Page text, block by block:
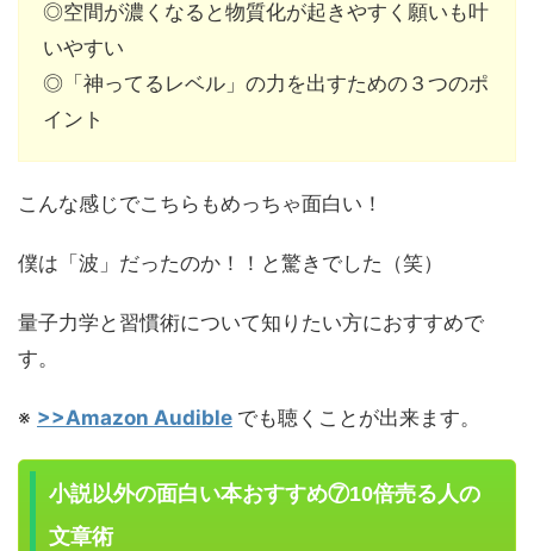
◎空間が濃くなると物質化が起きやすく願いも叶
いやすい
◎「神ってるレベル」の力を出すための３つのポ
イント
こんな感じでこちらもめっちゃ面白い！
僕は「波」だったのか！！と驚きでした（笑）
量子力学と習慣術について知りたい方におすすめで
す。
※ >>Amazon Audible でも聴くことが出来ます。
小説以外の面白い本おすすめ⑦10倍売る人の
文章術